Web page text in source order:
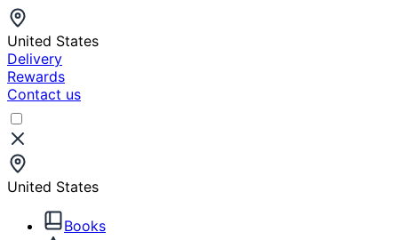
United States
Delivery
Rewards
Contact us
United States
Books